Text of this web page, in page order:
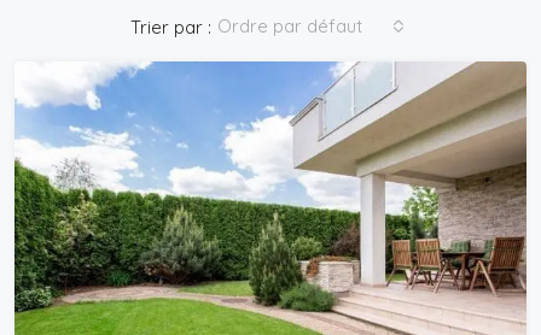
Trier par : Ordre par défaut